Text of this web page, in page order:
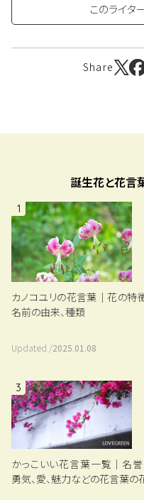
このライタ
Share
誕生花と花言
1
カノコユリの花言葉｜花の特徴
名前の由来、種類
Updated /2025.01.08
3
かっこいい花言葉一覧｜名
勇気、愛、魅力などの花言葉の